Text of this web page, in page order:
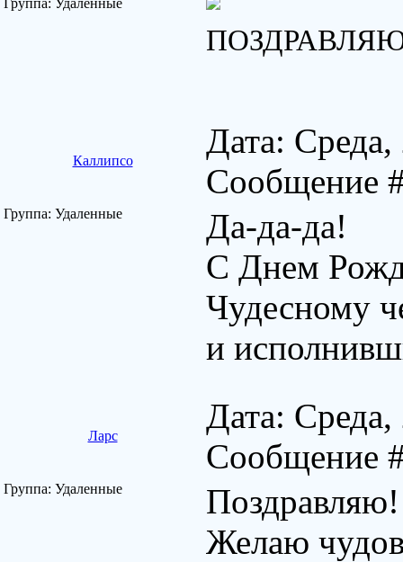
Группа: Удаленные
Каллипсо
Дата:
Сообщение
Группа: Удаленные
Да-да-да!
С Днем
Чудесному
и
Ларс
Дата:
Сообщение
Группа: Удаленные
Поздравляю!
Желаю